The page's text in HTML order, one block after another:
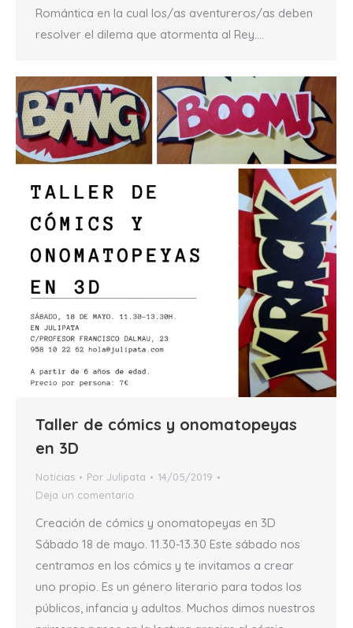
Romántica en la cual los/as aventureros/as deben
resolver el dilema que atormenta al Rey.…
Taller de cómics y onomatopeyas
en 3D
Noticias Por Julipata
14/05/2019
Deja un comentario
Creación de cómics y onomatopeyas en 3D
Sábado 18 de mayo. 11.30-13.30 Este sábado nos
centramos en los cómics y te invitamos a crear
uno propio. Es un género literario para todos los
públicos, infancia y adultos. Muchos dimos nuestros